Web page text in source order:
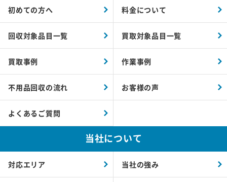
初めての方へ 料金について
回収対象品目一覧 買取対象品目一覧
買取事例 作業事例
不用品回収の流れ お客様の声
よくあるご質問
当社について
対応エリア 当社の強み